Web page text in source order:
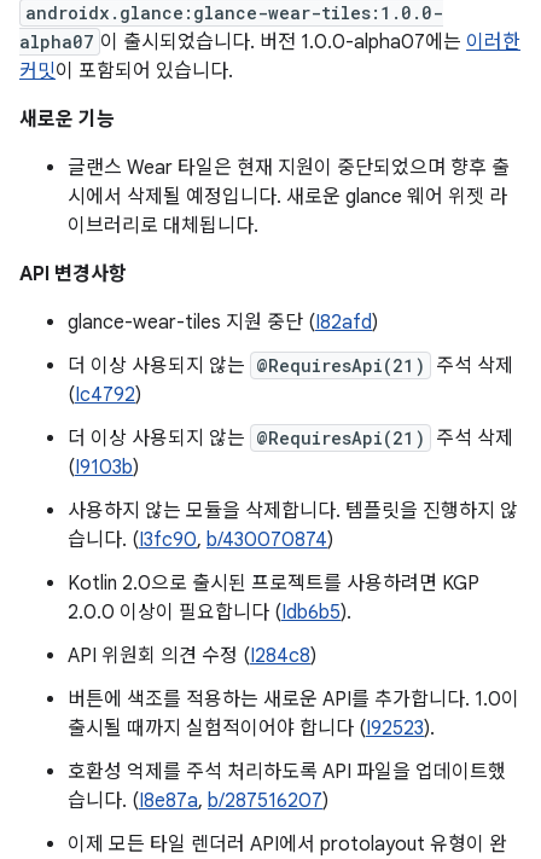
androidx.glance:glance-wear-tiles:1.0.0-
alpha07 이 출시되었습니다. 버전 1.0.0-alpha07에는 이러한
커밋이 포함되어 있습니다.
새로운 기능
글랜스 Wear 타일은 현재 지원이 중단되었으며 향후 출
시에서 삭제될 예정입니다. 새로운 glance 웨어 위젯 라
이브러리로 대체됩니다.
API 변경사항
glance-wear-tiles 지원 중단 (I82afd)
더 이상 사용되지 않는 @RequiresApi(21)
주석 삭제
(Ic4792)
더 이상 사용되지 않는 @RequiresApi(21)
주석 삭제
(I9103b)
사용하지 않는 모듈을 삭제합니다. 템플릿을 진행하지 않
습니다. (I3fc90, b/430070874)
Kotlin 2.0으로 출시된 프로젝트를 사용하려면 KGP
2.0.0 이상이 필요합니다 (Idb6b5).
API 위원회 의견 수정 (I284c8)
버튼에 색조를 적용하는 새로운 API를 추가합니다. 1.0이
출시될 때까지 실험적이어야 합니다 (I92523).
호환성 억제를 주석 처리하도록 API 파일을 업데이트했
습니다. (I8e87a, b/287516207)
이제 모든 타일 렌더러 API에서 protolayout 유형이 완